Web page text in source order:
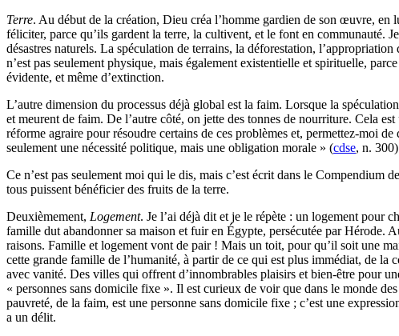
Terre. Au début de la création, Dieu créa l’homme gardien de son œuvre, en
féliciter, parce qu’ils gardent la terre, la cultivent, et le font en communauté.
désastres naturels. La spéculation de terrains, la déforestation,
n’est pas seulement physique, mais également existentielle et spirituelle,
évidente, et même d’extinction.
L’autre dimension du processus déjà global est la faim. Lorsque la
et meurent de faim. De l’autre côté, on jette des tonnes de nourriture. Cela
réforme agraire pour résoudre certains de ces problèmes et, permettez-moi
seulement une nécessité politique, mais une obligation morale » (cdse, n.
Ce n’est pas seulement moi qui le dis, mais c’est écrit dans le
tous puissent bénéficier des fruits de la terre.
Deuxièmement, Logement. Je l’ai déjà dit et je le répète : un logement pour
famille dut abandonner sa maison et fuir en Égypte, persécutée par Hérode.
raisons. Famille et logement vont de pair ! Mais un toit, pour qu’il soit une
cette grande famille de l’humanité, à partir de ce qui est plus immédiat, de
avec vanité. Des villes qui offrent d’innombrables plaisirs et bien-être pour
« personnes sans domicile fixe ». Il est curieux de voir que dans le monde
pauvreté, de la faim, est une personne sans domicile fixe ; c’est une
a un délit.